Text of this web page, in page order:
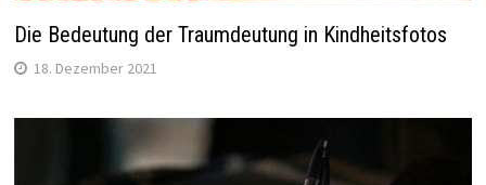
Die Bedeutung der Traumdeutung in Kindheitsfotos
18. Dezember 2021